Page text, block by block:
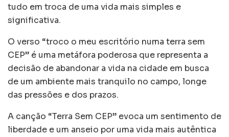
tudo em troca de uma vida mais simples e
significativa.
O verso “troco o meu escritório numa terra sem
CEP” é uma metáfora poderosa que representa a
decisão de abandonar a vida na cidade em busca
de um ambiente mais tranquilo no campo, longe
das pressões e dos prazos.
A canção “Terra Sem CEP” evoca um sentimento de
liberdade e um anseio por uma vida mais autêntica